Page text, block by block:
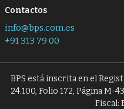
Contactos
info@bps.com.es
+91 313 79 00
BPS está inscrita en el
24.100, Folio 172, Página
Fiscal: